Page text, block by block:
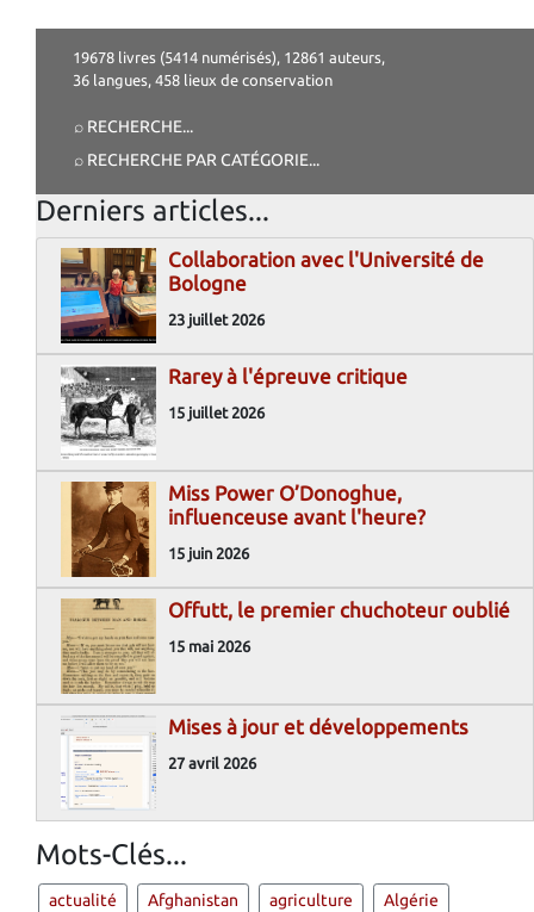
19678 livres (5414 numérisés), 12861 auteurs,
36 langues, 458 lieux de conservation
⌕ RECHERCHE...
⌕ RECHERCHE PAR CATÉGORIE...
Derniers articles...
Collaboration avec l'Université de
Bologne
23 juillet 2026
Rarey à l'épreuve critique
15 juillet 2026
Miss Power O’Donoghue,
influenceuse avant l'heure?
15 juin 2026
Offutt, le premier chuchoteur oublié
15 mai 2026
Mises à jour et développements
27 avril 2026
Mots-Clés...
actualité Afghanistan agriculture Algérie